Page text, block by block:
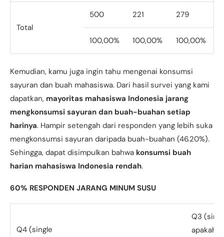
Total
500 221 279
100,00% 100,00% 100,00%
Kemudian, kamu juga ingin tahu mengenai konsumsi
sayuran dan buah mahasiswa. Dari hasil survei yang kami
dapatkan, mayoritas mahasiswa Indonesia jarang
mengkonsumsi sayuran dan buah-buahan setiap
harinya. Hampir setengah dari responden yang lebih suka
mengkonsumsi sayuran daripada buah-buahan (46.20%).
Sehingga, dapat disimpulkan bahwa konsumsi buah
harian mahasiswa Indonesia rendah.
60% RESPONDEN JARANG MINUM SUSU
Q4 (single
Q3
apakah